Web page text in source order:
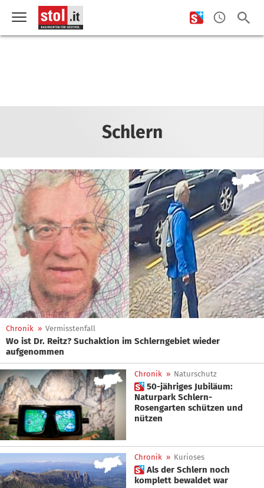
Schlern
Chronik » Vermisstenfall
Wo ist Dr. Reitz? Suchaktion im Schlerngebiet wieder
aufgenommen
Chronik » Naturschutz
 50-jähriges Jubiläum:
Naturpark Schlern-
Rosengarten schützen und
nützen
Chronik » Kurioses
 Als der Schlern noch
komplett bewaldet war